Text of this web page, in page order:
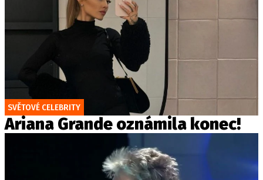
SVĚTOVÉ CELEBRITY
Ariana Grande oznámila konec!